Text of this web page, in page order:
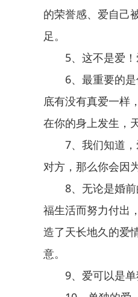
的荣誉感、爱自己
足。
5、这不是爱！
6、最重要的
底有没有真爱一样
在你的身上发生，
7、我们知道
对方，那么你会因
8、无论是婚
福生活而努力付出
造了天长地久的爱
意。
9、爱可以是单